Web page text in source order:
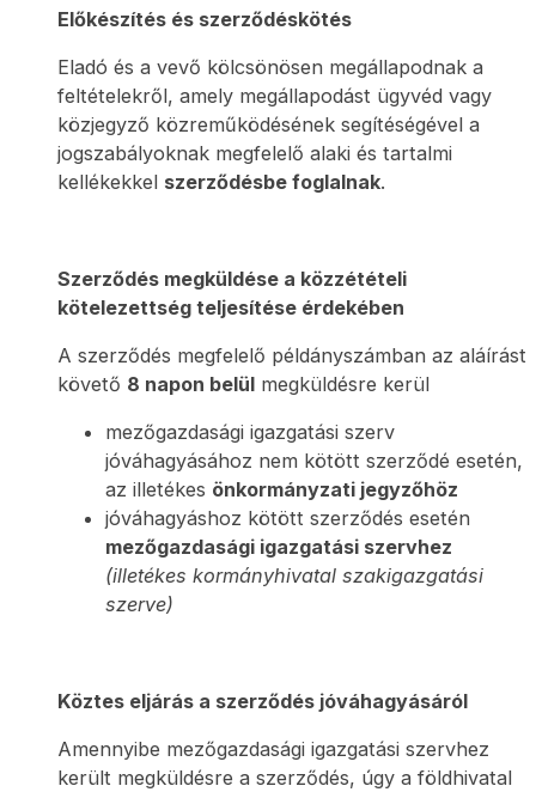
Előkészítés és szerződéskötés
Eladó és a vevő kölcsönösen megállapodnak a
feltételekről, amely megállapodást ügyvéd vagy
közjegyző közreműködésének segítéségével a
jogszabályoknak megfelelő alaki és tartalmi
kellékekkel szerződésbe foglalnak.
Szerződés megküldése a közzétételi
kötelezettség teljesítése érdekében
A szerződés megfelelő példányszámban az aláírást
követő 8 napon belül megküldésre kerül
mezőgazdasági igazgatási szerv
jóváhagyásához nem kötött szerződé esetén,
az illetékes önkormányzati jegyzőhöz
jóváhagyáshoz kötött szerződés esetén
mezőgazdasági igazgatási szervhez
(illetékes kormányhivatal szakigazgatási
szerve)
Köztes eljárás a szerződés jóváhagyásáról
Amennyibe mezőgazdasági igazgatási szervhez
került megküldésre a szerződés, úgy a földhivatal